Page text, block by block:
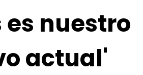
nuestro
actual'